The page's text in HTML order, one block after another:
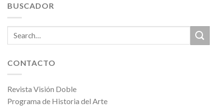
BUSCADOR
CONTACTO
Revista Visión Doble
Programa de Historia del Arte